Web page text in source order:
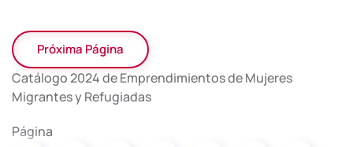
Próxima Página
Catálogo 2024 de Emprendimientos de Mujeres
Migrantes y Refugiadas
Página